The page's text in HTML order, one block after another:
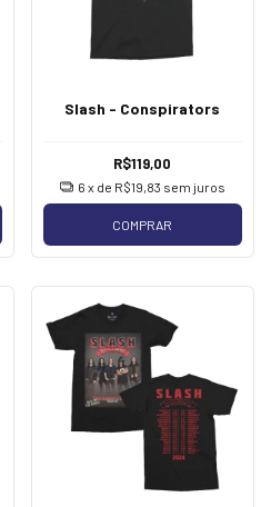
Slash - Conspirators
R$119,00
6 x de R$19,83 sem juros
COMPRAR